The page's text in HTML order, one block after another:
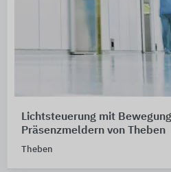
Lichtsteuerung mit
Präsenzmeldern von Theben
Theben